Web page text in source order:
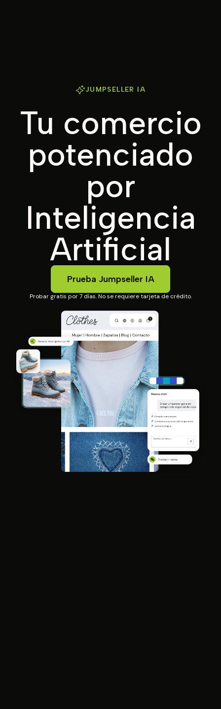
JUMPSELLER IA
Tu comercio
potenciado
por
Inteligencia
Artificial
Prueba Jumpseller IA
Probar gratis por 7 días. No se requiere tarjeta de crédito.